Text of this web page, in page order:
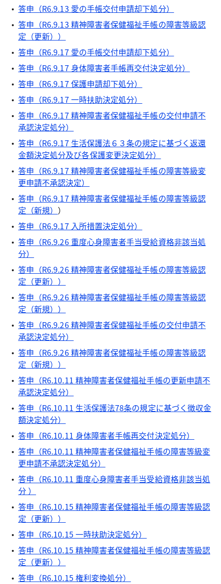
答申（R6.9.13 愛の手帳交付申請却下処分）
答申（R6.9.13 精神障害者保健福祉手帳の障害等級認
定（更新））
答申（R6.9.17 愛の手帳交付申請却下処分）
答申（R6.9.17 身体障害者手帳再交付決定処分）
答申（R6.9.17 保護申請却下処分）
答申（R6.9.17 一時扶助決定処分）
答申（R6.9.17 精神障害者保健福祉手帳の交付申請不
承認決定処分）
答申（R6.9.17 生活保護法６３条の規定に基づく返還
金額決定処分及び各保護変更決定処分）
答申（R6.9.17 精神障害者保健福祉手帳の障害等級変
更申請不承認決定）
答申（R6.9.17 精神障害者保健福祉手帳の障害等級認
定（新規） ）
答申（R6.9.17 入所措置決定処分）
答申（R6.9.26 重度心身障害者手当受給資格非該当処
分）
答申（R6.9.26 精神障害者保健福祉手帳の障害等級認
定（更新））
答申（R6.9.26 精神障害者保健福祉手帳の障害等級認
定（新規））
答申（R6.9.26 精神障害者保健福祉手帳の交付申請不
承認決定処分）
答申（R6.9.26 精神障害者保健福祉手帳の障害等級認
定（新規））
答申（R6.10.11 精神障害者保健福祉手帳の更新申請不
承認決定処分）
答申（R6.10.11 生活保護法78条の規定に基づく徴収金
額決定処分）
答申（R6.10.11 身体障害者手帳再交付決定処分）
答申（R6.10.11 精神障害者保健福祉手帳の障害等級変
更申請不承認決定処分）
答申（R6.10.11 重度心身障害者手当受給資格非該当処
分 ）
答申（R6.10.15 精神障害者保健福祉手帳の障害等級認
定（更新））
答申（R6.10.15 一時扶助決定処分）
答申（R6.10.15 精神障害者保健福祉手帳の障害等級認
定（更新））
答申（R6.10.15 権利変換処分）